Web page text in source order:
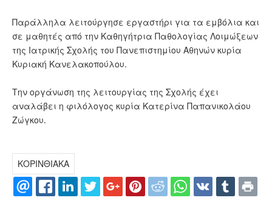
Παράλληλα λειτούργησε εργαστήρι για τα εμβόλια και
σε μαθητές από την Καθηγήτρια Παθολογίας Λοιμώξεων
της Ιατρικής Σχολής του Πανεπιστημίου Αθηνών κυρία
Κυριακή Κανελακοπούλου.
Την οργάνωση της λειτουργίας της Σχολής έχει
αναλάβει η φιλόλογος κυρία Κατερίνα Παπανικολάου
Ζώγκου.
ΚΟΡΙΝΘΙΑΚΑ